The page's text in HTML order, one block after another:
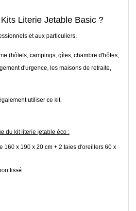
Literie Jetable Basic ?
et aux particuliers.
(hôtels, campings, gîtes, chambre d'hôtes,
d'urgence, les maisons de retraite,
utiliser ce kit.
du kit literie jetable éco :
160 x 190 x 20 cm + 2 taies d'oreillers 60 x
tissé